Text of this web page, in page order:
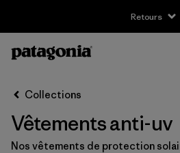
Retours
Filtrer par
TailleCollections
Vêtements anti-uv
Nos vêtements de protection